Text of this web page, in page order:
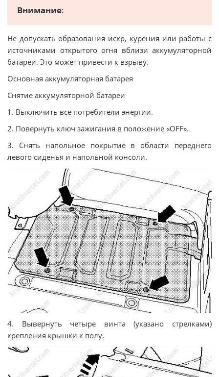
Внимание:
Не допускать образования искр, курения или работы с
источниками открытого огня вблизи аккумуляторной
батареи. Это может привести к взрыву.
Основная аккумуляторная батарея
Снятие аккумуляторной батареи
1. Выключить все потребители энергии.
2. Повернуть ключ зажигания в положение «OFF».
3. Снять напольное покрытие в области переднего
левого сиденья и напольной консоли.
4. Вывернуть четыре винта (указано стрелками)
крепления крышки к полу.